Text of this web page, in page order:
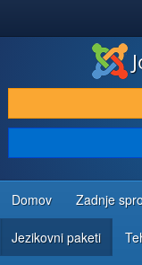
PRENESI IN RAZŠIRI
ODKRIJTE & IZVEJTE
SKUPNOST IN
VIRI ZA RAZVIJALCE
Domov Zadnje
Jezikovni paketi